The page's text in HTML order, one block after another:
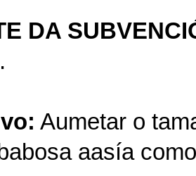
DA
Aumetar o
aasía